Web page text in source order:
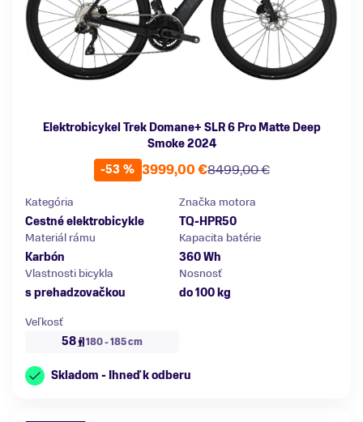
Elektrobicykel Trek Domane+ SLR 6 Pro Matte Deep
Smoke 2024
-53 %
8499,00 €
3999,00 €
Kategória
Cestné elektrobicykle
Značka motora
TQ-HPR50
Materiál rámu
Karbón
Kapacita batérie
360 Wh
Vlastnosti bicykla
s prehadzovačkou
Nosnosť
do 100 kg
Veľkosť
58
180 - 185 cm
Skladom - Ihneď k odberu